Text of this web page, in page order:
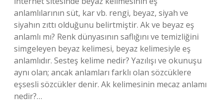
anlamlılarının süt, kar vb. rengi, beyaz, siyah ve
siyahın zıttı olduğunu belirtmiştir. Ak ve beyaz eş
anlamlı mı? Renk dünyasının saflığını ve temizliğini
simgeleyen beyaz kelimesi, beyaz kelimesiyle eş
anlamlıdır. Sesteş kelime nedir? Yazılışı ve okunuşu
aynı olan; ancak anlamları farklı olan sözcüklere
eşsesli sözcükler denir. Ak kelimesinin mecaz anlamı
nedir?…